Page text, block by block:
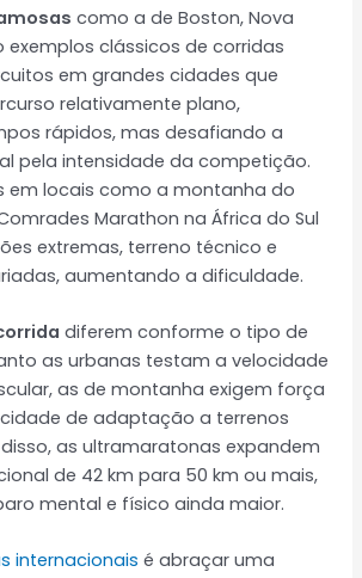
como a de Boston, Nova
exemplos clássicos de corridas
em grandes cidades que
relativamente plano,
rápidos, mas desafiando a
pela intensidade da competição.
em locais como a montanha do
Marathon na África do Sul
extremas, terreno técnico e
aumentando a dificuldade.
diferem conforme o tipo de
as urbanas testam a velocidade
as de montanha exigem força
de adaptação a terrenos
disso, as ultramaratonas expandem
de 42 km para 50 km ou mais,
mental e físico ainda maior.
internacionais é abraçar uma